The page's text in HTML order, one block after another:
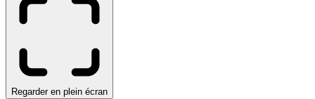
Regarder en plein écran